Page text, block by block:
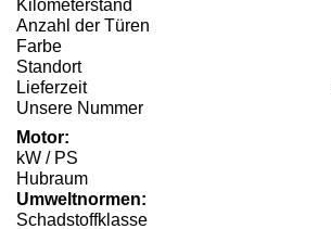
Kilometerstand
Anzahl der Türen
Farbe
Standort
Lieferzeit
Unsere Nummer
Motor:
kW / PS
Hubraum
Umweltnormen:
Schadstoffklasse